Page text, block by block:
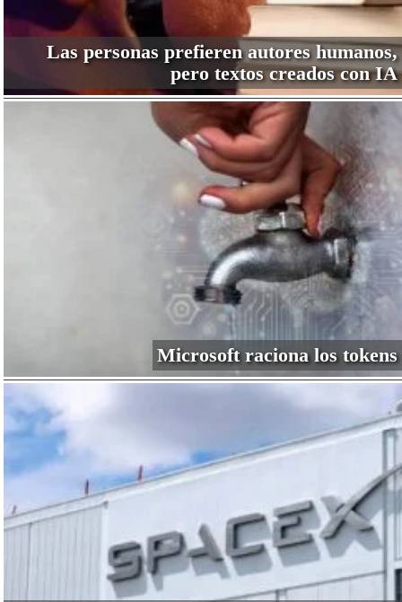
Las personas prefieren autores humanos,
pero textos creados con IA
Microsoft raciona los tokens